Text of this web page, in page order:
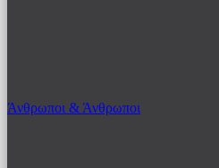
Άνθρωποι & Άνθρωποι